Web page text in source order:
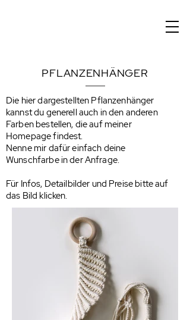
PFLANZENHÄNGER
Die hier dargestellten Pflanzenhänger
kannst du generell auch in den anderen
Farben bestellen, die auf meiner
Homepage findest.
Nenne mir dafür einfach deine
Wunschfarbe in der Anfrage.
Für Infos, Detailbilder und Preise bitte auf
das Bild klicken.